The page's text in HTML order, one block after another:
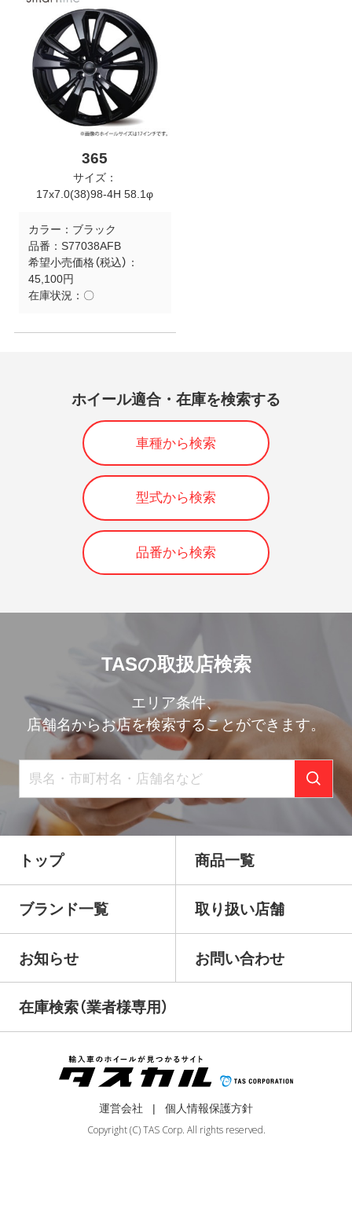
365
サイズ：
17x7.0(38)98-4H 58.1φ
カラー： ブラック
品番： S77038AFB
希望小売価格（税込）：
45,100円
在庫状況： 〇
ホイール適合・在庫を検索する
車種から検索
型式から検索
品番から検索
TASの取扱店検索
エリア条件、
店舗名からお店を検索することができます。
トップ 商品一覧
ブランド一覧 取り扱い店舗
お知らせ お問い合わせ
在庫検索（業者様専用）
運営会社
個人情報保護方針
Copyright (C) TAS Corp. All rights reserved.